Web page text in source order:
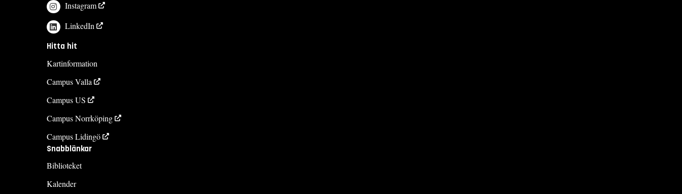
Instagram
LinkedIn
Hitta hit
Kartinformation
Campus Valla
Campus US
Campus Norrköping
Campus Lidingö
Snabblänkar
Biblioteket
Kalender